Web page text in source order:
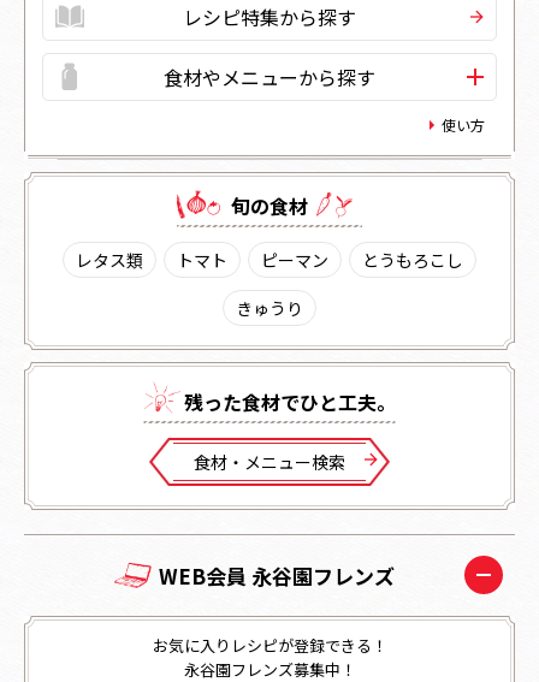
レシピ特集から探す
食材やメニューから探す
使い方
旬の⾷材
レタス類 トマト ピーマン
とうもろこし
きゅうり
残った⾷材でひと⼯夫。
⾷材・メニュー検索
WEB会員 永谷園フレンズ
お気に入りレシピが登録できる！
永谷園フレンズ募集中！